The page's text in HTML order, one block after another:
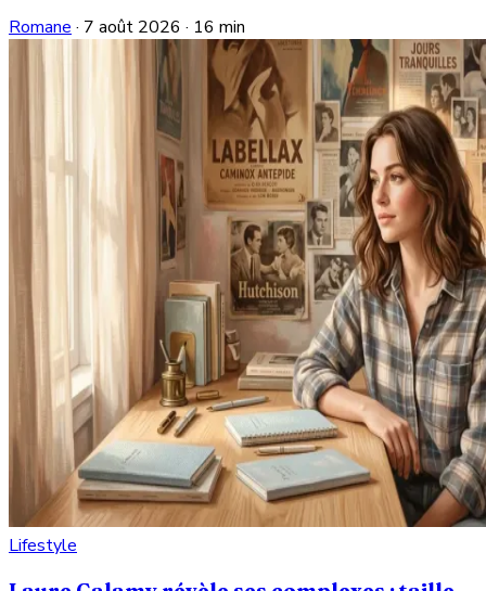
Romane · 7 août 2026 · 16 min
Lifestyle